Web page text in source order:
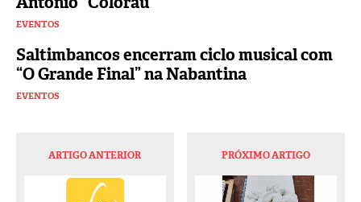
EVENTOS
Saltimbancos encerram ciclo musical com
“O Grande Final” na Nabantina
EVENTOS
ARTIGO ANTERIOR PRÓXIMO ARTIGO